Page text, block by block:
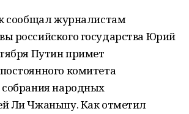
сообщал журналистам
российского государства Юрий
Путин примет
комитета
собрания народных
Ли Чжаньшу. Как отметил